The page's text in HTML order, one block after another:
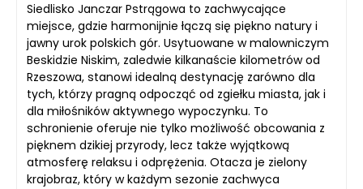
Siedlisko Janczar Pstrągowa to zachwycające
miejsce, gdzie harmonijnie łączą się piękno natury i
jawny urok polskich gór. Usytuowane w malowniczym
Beskidzie Niskim, zaledwie kilkanaście kilometrów od
Rzeszowa, stanowi idealną destynację zarówno dla
tych, którzy pragną odpocząć od zgiełku miasta, jak i
dla miłośników aktywnego wypoczynku. To
schronienie oferuje nie tylko możliwość obcowania z
pięknem dzikiej przyrody, lecz także wyjątkową
atmosferę relaksu i odprężenia. Otacza je zielony
krajobraz, który w każdym sezonie zachwyca